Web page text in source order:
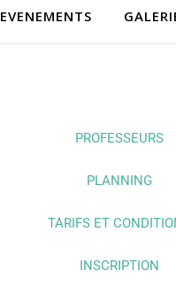
EVENEMENTS
PROFESSEURS
PLANNING
TARIFS ET
INSCRIPTION